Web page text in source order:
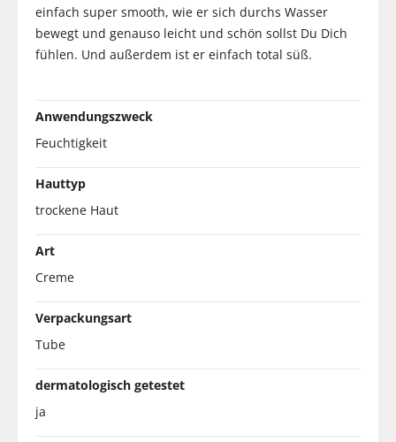
einfach super smooth, wie er sich durchs Wasser
bewegt und genauso leicht und schön sollst Du Dich
fühlen. Und außerdem ist er einfach total süß.
Anwendungszweck
Feuchtigkeit
Hauttyp
trockene Haut
Art
Creme
Verpackungsart
Tube
dermatologisch getestet
ja